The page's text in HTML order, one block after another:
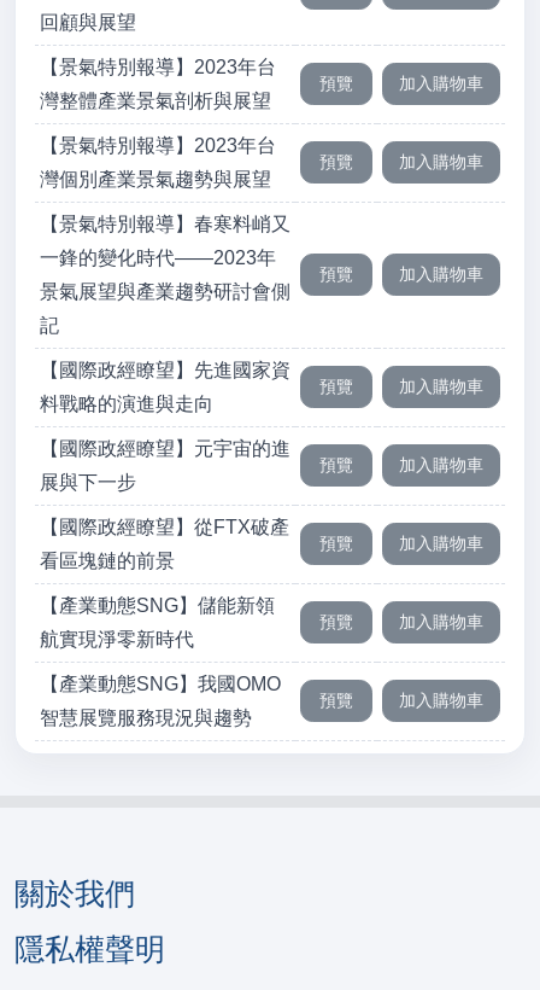
回顧與展望
【景氣特別報導】2023年台
灣整體產業景氣剖析與展望
【景氣特別報導】2023年台
灣個別產業景氣趨勢與展望
【景氣特別報導】春寒料峭又
一鋒的變化時代——2023年
景氣展望與產業趨勢研討會側
記
【國際政經瞭望】先進國家資
料戰略的演進與走向
【國際政經瞭望】元宇宙的進
展與下一步
【國際政經瞭望】從FTX破產
看區塊鏈的前景
【產業動態SNG】儲能新領
航實現淨零新時代
【產業動態SNG】我國OMO
智慧展覽服務現況與趨勢
關於我們
隱私權聲明